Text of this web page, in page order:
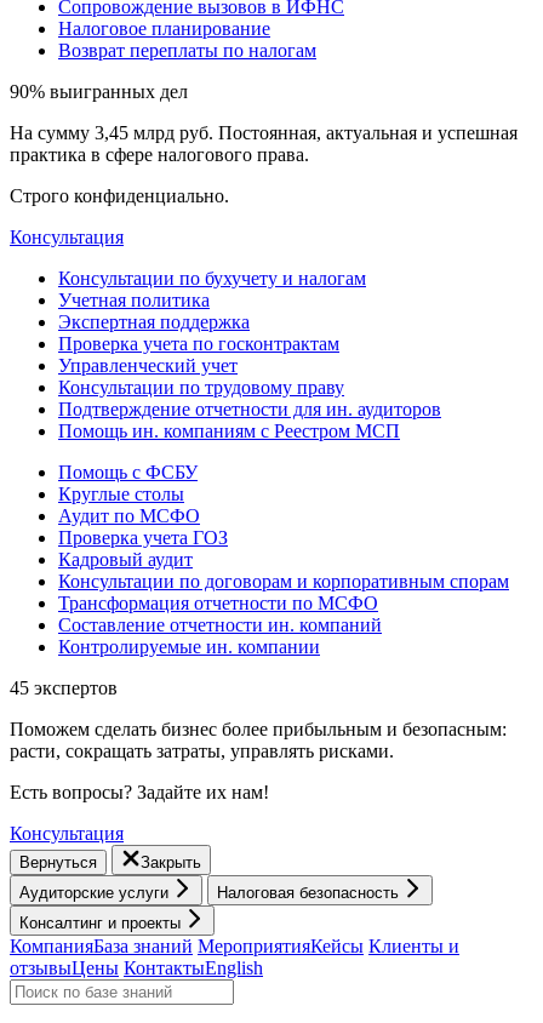
Сопровождение вызовов в ИФНС
Налоговое планирование
Возврат переплаты по налогам
90% выигранных дел
На сумму 3,45 млрд руб. Постоянная, актуальная и успешная
практика в сфере налогового права.
Строго конфиденциально.
Консультация
Консультации по бухучету и налогам
Учетная политика
Экспертная поддержка
Проверка учета по госконтрактам
Управленческий учет
Консультации по трудовому праву
Подтверждение отчетности для ин. аудиторов
Помощь ин. компаниям с Реестром МСП
Помощь с ФСБУ
Круглые столы
Аудит по МСФО
Проверка учета ГОЗ
Кадровый аудит
Консультации по договорам и корпоративным спорам
Трансформация отчетности по МСФО
Составление отчетности ин. компаний
Контролируемые ин. компании
45 экспертов
Поможем сделать бизнес более прибыльным и безопасным:
расти, cокращать затраты, управлять рисками.
Есть вопросы? Задайте их нам!
Консультация
Вернуться
Закрыть
Аудиторские услуги
Налоговая безопасность
Консалтинг и проекты
КомпанияБаза знаний МероприятияКейсы Клиенты и
отзывыЦены КонтактыEnglish